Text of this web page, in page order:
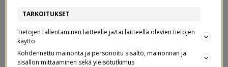
TARKOITUKSET
Tietojen tallentaminen laitteelle ja/tai laitteella olevien tietojen
käyttö
Kohdennettu mainonta ja personoitu sisältö, mainonnan ja
sisällön mittaaminen sekä yleisötutkimus